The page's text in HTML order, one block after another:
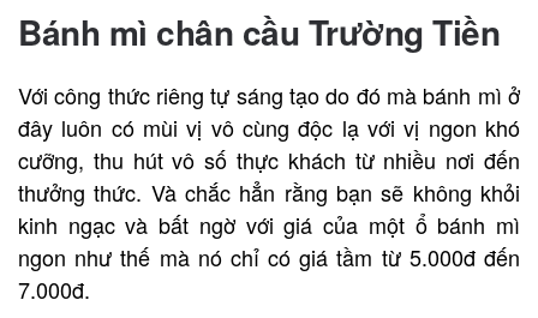
Bánh mì chân cầu Trường Tiền
Với công thức riêng tự sáng tạo do đó mà bánh mì ở
đây luôn có mùi vị vô cùng độc lạ với vị ngon khó
cưỡng, thu hút vô số thực khách từ nhiều nơi đến
thưởng thức. Và chắc hẳn rằng bạn sẽ không khỏi
kinh ngạc và bất ngờ với giá của một ổ bánh mì
ngon như thế mà nó chỉ có giá tầm từ 5.000đ đến
7.000đ.